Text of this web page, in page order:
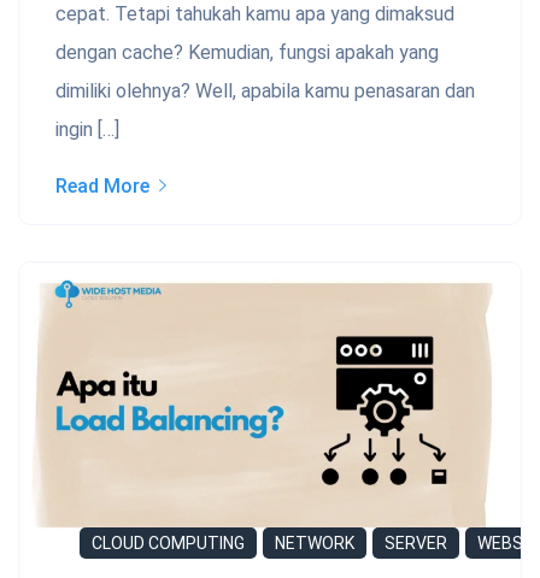
cepat. Tetapi tahukah kamu apa yang dimaksud
dengan cache? Kemudian, fungsi apakah yang
dimiliki olehnya? Well, apabila kamu penasaran dan
ingin […]
Read More
CLOUD COMPUTING NETWORK SERVER